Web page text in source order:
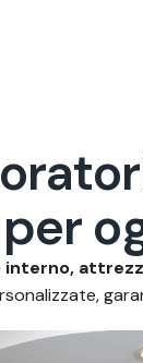
orator
per o
interno,